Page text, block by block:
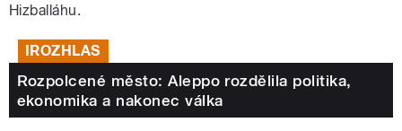
Hizballáhu.
IROZHLAS
Rozpolcené město: Aleppo rozdělila politika,
ekonomika a nakonec válka